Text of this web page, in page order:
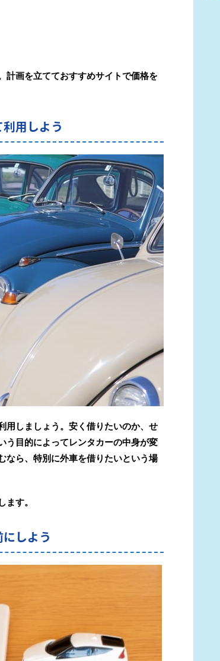
計画を立てておすすめサイトで価格を
用しよう
用しましょう。安く借りたいのか、 せ
う目的によってレンタカーの中身が変
ら、 特別に外車を借りたいという場
す。
しよう